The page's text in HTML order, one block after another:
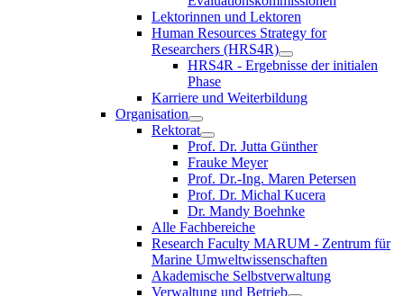
Lektorinnen und Lektoren
Human Resources Strategy for
Researchers (HRS4R)
HRS4R - Ergebnisse der initialen
Phase
Karriere und Weiterbildung
Organisation
Rektorat
Prof. Dr. Jutta Günther
Frauke Meyer
Prof. Dr.-Ing. Maren Petersen
Prof. Dr. Michal Kucera
Dr. Mandy Boehnke
Alle Fachbereiche
Research Faculty MARUM - Zentrum für
Marine Umweltwissenschaften
Akademische Selbstverwaltung
Verwaltung und Betrieb